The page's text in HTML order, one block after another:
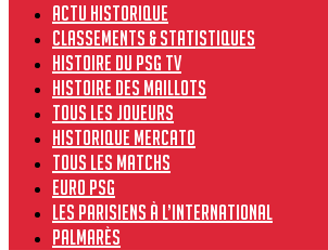
Actu historique
Classements & Statistiques
Histoire du PSG TV
Histoire des maillots
Tous les joueurs
Historique Mercato
Tous les matchs
Euro PSG
Les Parisiens à l’international
Palmarès